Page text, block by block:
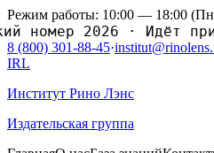
Режим работы: 10:00 — 18:00
2026·Идёт приём
8 (800) 301-88-45·
IRL
Институт Рино Лэнс
Издательская группа